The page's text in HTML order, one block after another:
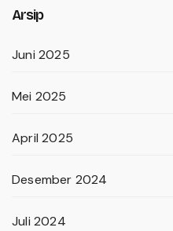
Arsip
Juni 2025
Mei 2025
April 2025
Desember 2024
Juli 2024